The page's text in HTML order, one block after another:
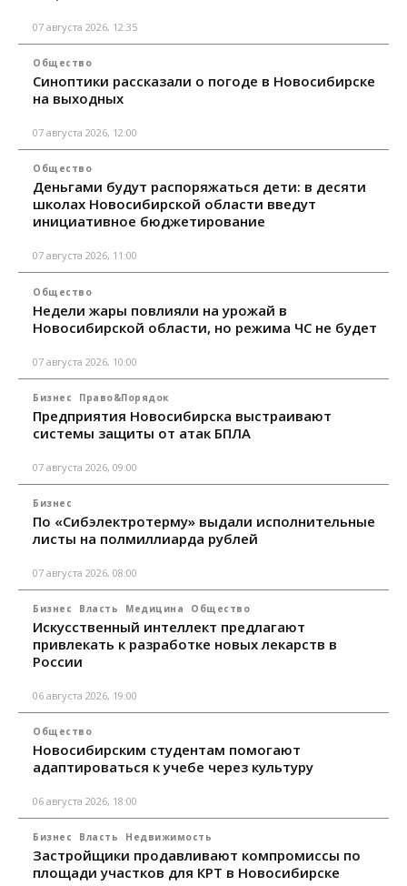
07 августа 2026, 12:35
Общество
Синоптики рассказали о погоде в Новосибирске
на выходных
07 августа 2026, 12:00
Общество
Деньгами будут распоряжаться дети: в десяти
школах Новосибирской области введут
инициативное бюджетирование
07 августа 2026, 11:00
Общество
Недели жары повлияли на урожай в
Новосибирской области, но режима ЧС не будет
07 августа 2026, 10:00
Бизнес Право&Порядок
Предприятия Новосибирска выстраивают
системы защиты от атак БПЛА
07 августа 2026, 09:00
Бизнес
По «Сибэлектротерму» выдали исполнительные
листы на полмиллиарда рублей
07 августа 2026, 08:00
Бизнес Власть Медицина Общество
Искусственный интеллект предлагают
привлекать к разработке новых лекарств в
России
06 августа 2026, 19:00
Общество
Новосибирским студентам помогают
адаптироваться к учебе через культуру
06 августа 2026, 18:00
Бизнес Власть Недвижимость
Застройщики продавливают компромиссы по
площади участков для КРТ в Новосибирске